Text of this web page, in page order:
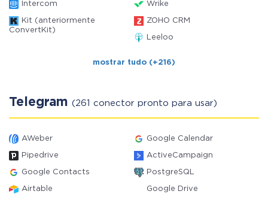
Intercom Wrike
Kit (anteriormente
ConvertKit)
ZOHO CRM
Leeloo
mostrar tudo (+216)
Telegram (261 conector pronto para usar)
AWeber Google Calendar
Pipedrive ActiveCampaign
Google Contacts PostgreSQL
Airtable Google Drive